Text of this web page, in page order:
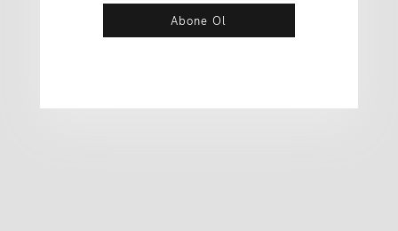
Abone Ol